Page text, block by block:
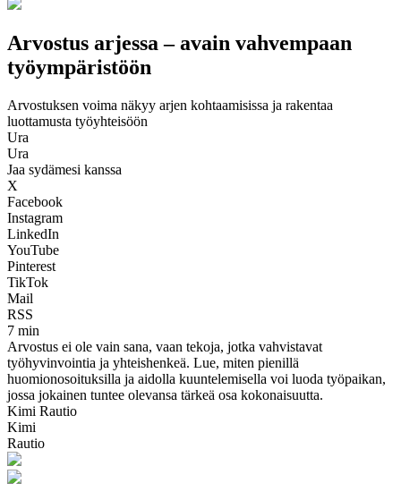
Arvostus arjessa – avain vahvempaan
työympäristöön
Arvostuksen voima näkyy arjen kohtaamisissa ja rakentaa
luottamusta työyhteisöön
Ura
Ura
Jaa sydämesi kanssa
X
Facebook
Instagram
LinkedIn
YouTube
Pinterest
TikTok
Mail
RSS
7 min
Arvostus ei ole vain sana, vaan tekoja, jotka vahvistavat
työhyvinvointia ja yhteishenkeä. Lue, miten pienillä
huomionosoituksilla ja aidolla kuuntelemisella voi luoda työpaikan,
jossa jokainen tuntee olevansa tärkeä osa kokonaisuutta.
Kimi Rautio
Kimi
Rautio